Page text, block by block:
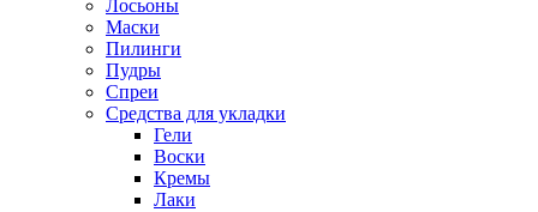
Лосьоны
Маски
Пилинги
Пудры
Спреи
Средства для укладки
Гели
Воски
Кремы
Лаки